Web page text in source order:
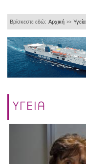
Βρίσκεστε εδώ: Αρχική >> Υγεία
ΥΓΕΙΑ